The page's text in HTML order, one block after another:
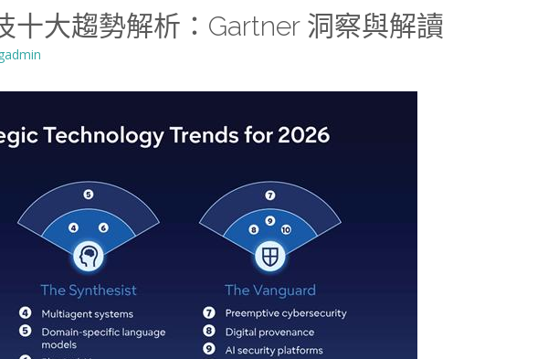
十大趨勢解析：Gartner 洞察與解讀